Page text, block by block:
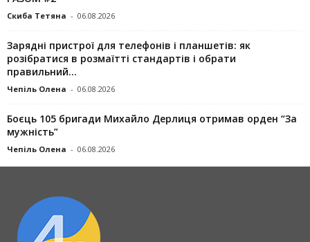
Скиба Тетяна - 06.08.2026
Зарядні пристрої для телефонів і планшетів: як
розібратися в розмаїтті стандартів і обрати
правильний...
Чепіль Олена - 06.08.2026
Боєць 105 бригади Михайло Дерлиця отримав орден “За
мужність”
Чепіль Олена - 06.08.2026